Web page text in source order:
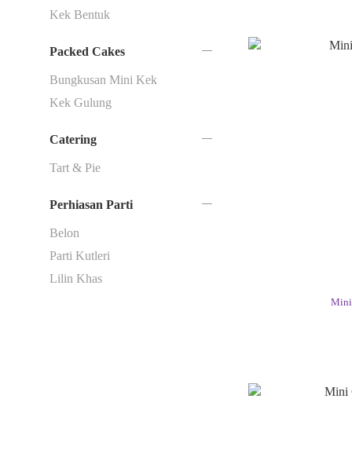
Kek Bentuk
Packed Cakes
Bungkusan Mini Kek
Kek Gulung
Catering
Tart & Pie
Perhiasan Parti
Belon
Parti Kutleri
Lilin Khas
Mini